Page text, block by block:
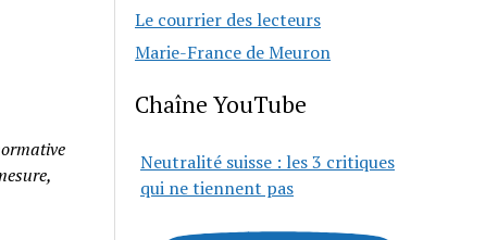
Le courrier des lecteurs
Marie-France de Meuron
Chaîne YouTube
Neutralité suisse : les 3 critiques
qui ne tiennent pas